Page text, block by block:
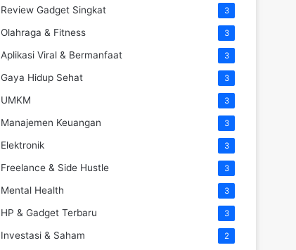
Review Gadget Singkat 3
Olahraga & Fitness 3
Aplikasi Viral & Bermanfaat 3
Gaya Hidup Sehat 3
UMKM 3
Manajemen Keuangan 3
Elektronik 3
Freelance & Side Hustle 3
Mental Health 3
HP & Gadget Terbaru 3
Investasi & Saham 2